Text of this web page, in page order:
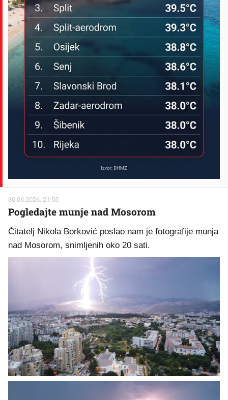
30.06.2026. 21:55
Pogledajte munje nad Mosorom
Čitatelj Nikola Borković poslao nam je fotografije munja
nad Mosorom, snimljenih oko 20 sati.